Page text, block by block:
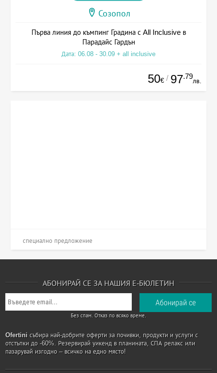
Созопол
Първа линия до къмпинг Градина с All Inclusive в
Парадайс Гардън
Дата: 06.08 - 30.09 + all inclusive
50€ / 97.79
лв.
специално предложение
АБОНИРАЙ СЕ ЗА НАШИЯ Е-БЮЛЕТИН
Без спам. Отказ по всяко време.
Ofertini събира най-добрите оферти за почивки, продукти и услуги с
отстъпки до -60%. Резервирай уикенд в планината, СПА релакс или
пазарувай изгодно – всичко на едно място!